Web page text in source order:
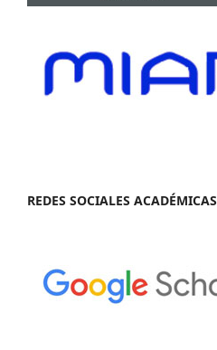
REDES SOCIALES ACADÉMICAS